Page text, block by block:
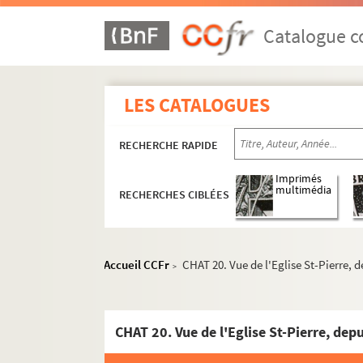
Catalogue
LES CATALOGUES
RECHERCHE RAPIDE
RECHERCHES CIBLÉES
Imprimés
multimédia
Accueil CCFr > CHAT 20. Vue de l'Eglise St-Pierre,
CHAT 1 - 34 ; CHAT 62. Recherches sur le
CHAT 1. Instruction publique à Boulogne-